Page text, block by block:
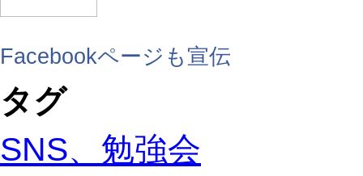
Facebookページも宣伝
タグ
SNS、勉強会